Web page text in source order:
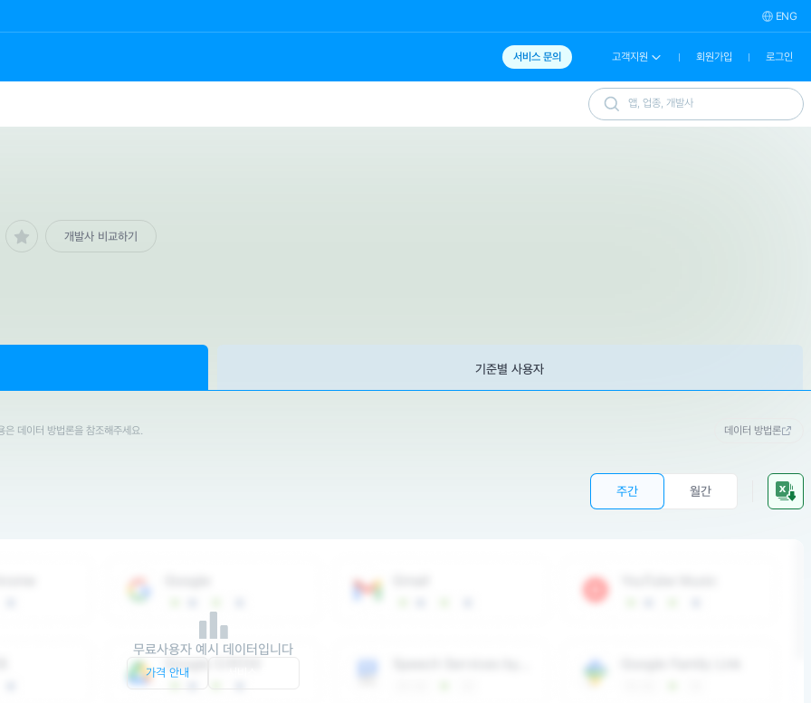
ENG
서비스 문의 고객지원 회원가입 로그인
개발사 비교하기
기준별 사용자
데이터 방법론을 참조해주세요. 데이터 방법론
주간 월간
무료사용자 예시 데이터입니다
가격 안내